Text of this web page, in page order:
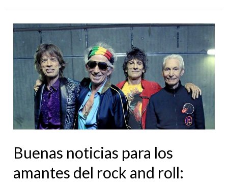
Buenas noticias para los
amantes del rock and roll:
Buenas
noticias
para
amantes
rock
roll:
¡Vuelven